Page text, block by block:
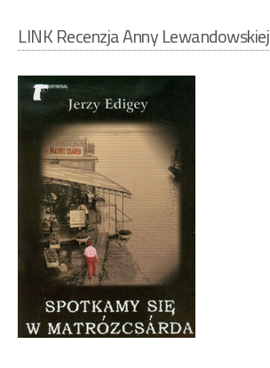
LINK Recenzja Anny Lewandowskiej